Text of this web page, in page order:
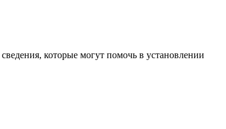
которые могут помочь в установлении